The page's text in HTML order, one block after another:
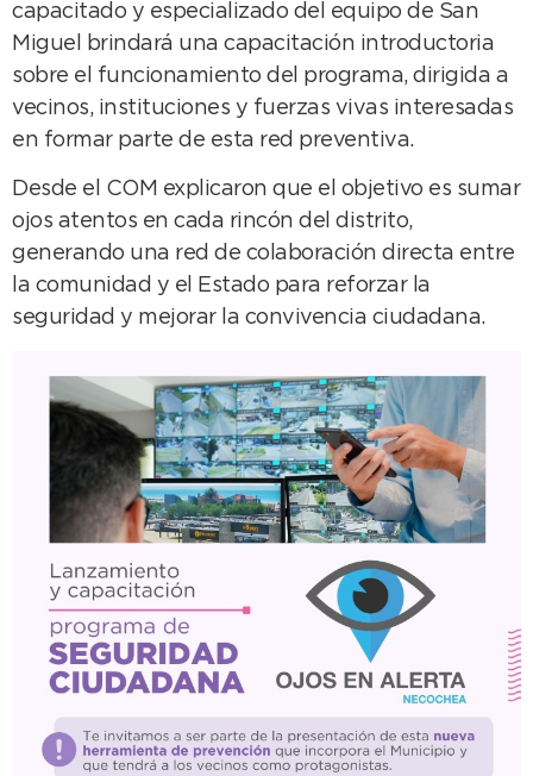
capacitado y especializado del equipo de San
Miguel brindará una capacitación introductoria
sobre el funcionamiento del programa, dirigida a
vecinos, instituciones y fuerzas vivas interesadas
en formar parte de esta red preventiva.
Desde el COM explicaron que el objetivo es sumar
ojos atentos en cada rincón del distrito,
generando una red de colaboración directa entre
la comunidad y el Estado para reforzar la
seguridad y mejorar la convivencia ciudadana.